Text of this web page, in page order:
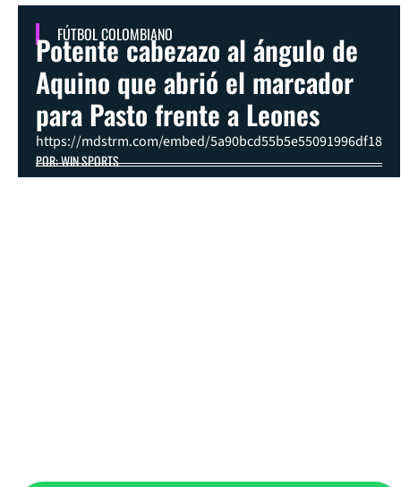
FÚTBOL COLOMBIANO
Potente cabezazo al ángulo de
Aquino que abrió el marcador
para Pasto frente a Leones
https://mdstrm.com/embed/5a90bcd55b5e55091996df18
POR: WIN SPORTS